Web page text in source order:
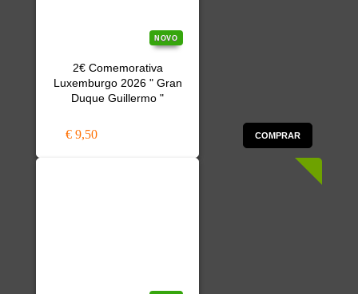
NOVO
2€ Comemorativa
Luxemburgo 2026 " Gran
Duque Guillermo "
€ 9,50 COMPRAR